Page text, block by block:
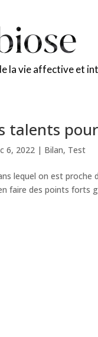
la vie affective et
talents
6, 2022 | Bilan, Test
lequel on est proche
faire des points forts